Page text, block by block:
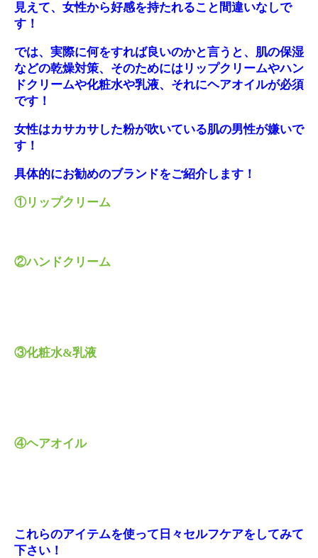
見えて、女性から好感を持たれること間違いなしで
す！
では、実際に何をすれば良いのかと言うと、肌の保湿
などの乾燥対策、そのためにはリップクリームやハン
ドクリームや化粧水や乳液、それにヘアオイルが必須
です！
女性はカサカサした粉が吹いている肌の男性が嫌いで
す！
具体的にお勧めのブランドをご紹介します！
①リップクリーム
②ハンドクリーム
③化粧水&乳液
④ヘアオイル
これらのアイテムを使って日々セルフケアをしてみて
下さい！